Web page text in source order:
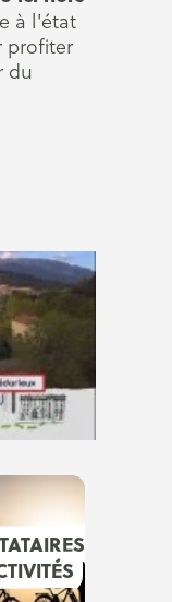
à l'état
profiter
du